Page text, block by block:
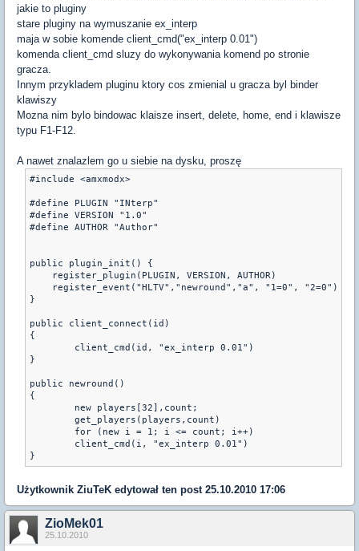
jakie to pluginy
stare pluginy na wymuszanie ex_interp
maja w sobie komende client_cmd("ex_interp 0.01")
komenda client_cmd sluzy do wykonywania komend po stronie
gracza.
Innym przykladem pluginu ktory cos zmienial u gracza byl binder
klawiszy
Mozna nim bylo bindowac klaisze insert, delete, home, end i klawisze
typu F1-F12.
A nawet znalazlem go u siebie na dysku, proszę
#include <amxmodx>
#define PLUGIN "INterp"
#define VERSION "1.0"
#define AUTHOR "Author"
public plugin_init() {
    register_plugin(PLUGIN, VERSION, AUTHOR)
    register_event("HLTV","newround","a", "1=0", "2=0")
}
public client_connect(id)
{
}
public newround()
{
Użytkownik ZiuTeK edytował ten post 25.10.2010 17:06
ZioMek01
25.10.2010